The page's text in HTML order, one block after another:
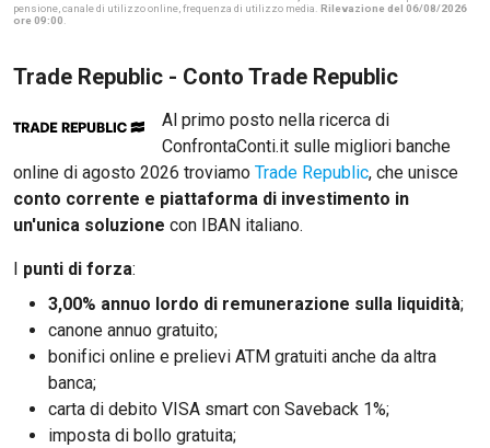
pensione, canale di utilizzo online, frequenza di utilizzo media. Rilevazione del 06/08/2026
ore 09:00.
Trade Republic - Conto Trade Republic
Al primo posto nella ricerca di
ConfrontaConti.it sulle migliori banche
online di agosto 2026 troviamo Trade Republic, che unisce
conto corrente e piattaforma di investimento in
un'unica soluzione con IBAN italiano.
punti di forza:
3,00% annuo lordo di remunerazione sulla liquidità;
canone annuo gratuito;
bonifici online e prelievi ATM gratuiti anche da altra
banca;
carta di debito VISA smart con Saveback 1%;
imposta di bollo gratuita;